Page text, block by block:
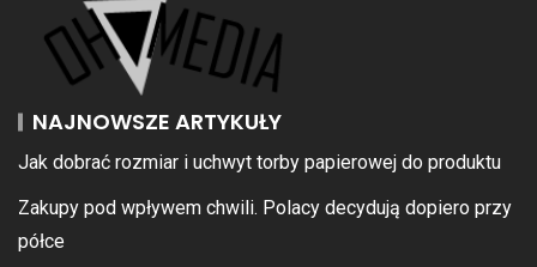
NAJNOWSZE ARTYKUŁY
Jak dobrać rozmiar i uchwyt torby papierowej do produktu
Zakupy pod wpływem chwili. Polacy decydują dopiero przy
półce